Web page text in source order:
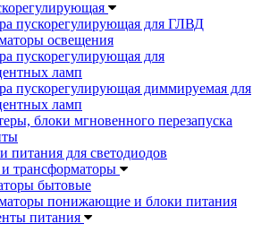
пускорегулирующая для ГЛВД
освещения
пускорегулирующая для
ламп
пускорегулирующая диммируемая для
ламп
блоки мгновенного перезапуска
питания для светодиодов
трансформаторы
бытовые
понижающие и блоки питания
питания